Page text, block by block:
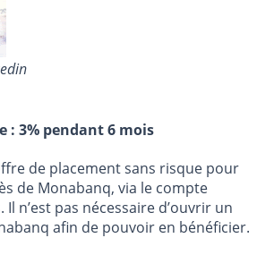
: 3% pendant 6 mois
de placement sans risque pour
de Monabanq, via le compte
n’est pas nécessaire d’ouvrir un
afin de pouvoir en bénéficier.